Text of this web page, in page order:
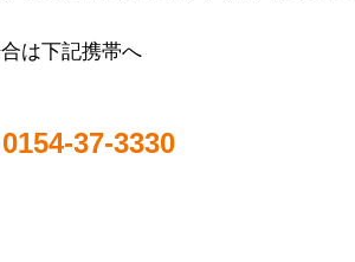
は下記携帯へ
37-3330